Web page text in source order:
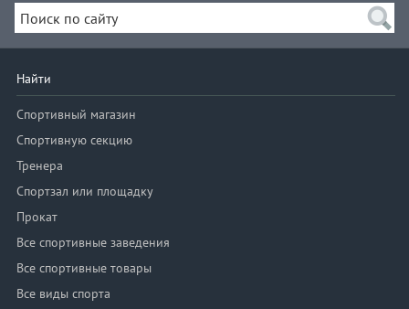
Найти
Спортивный магазин
Спортивную секцию
Тренера
Спортзал или площадку
Прокат
Все спортивные заведения
Все спортивные товары
Все виды спорта